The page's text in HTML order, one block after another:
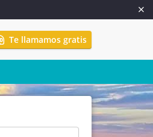
Te llamamos gratis